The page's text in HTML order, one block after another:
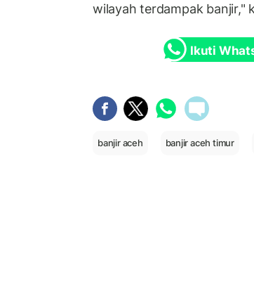
wilayah terdampak banjir,"
Ikuti
banjir aceh banjir aceh timur